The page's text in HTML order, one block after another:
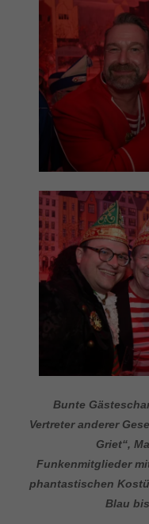
Bunte
Vertreter anderer
Griet“,
Funkenmitglieder
phantastischen
Blau